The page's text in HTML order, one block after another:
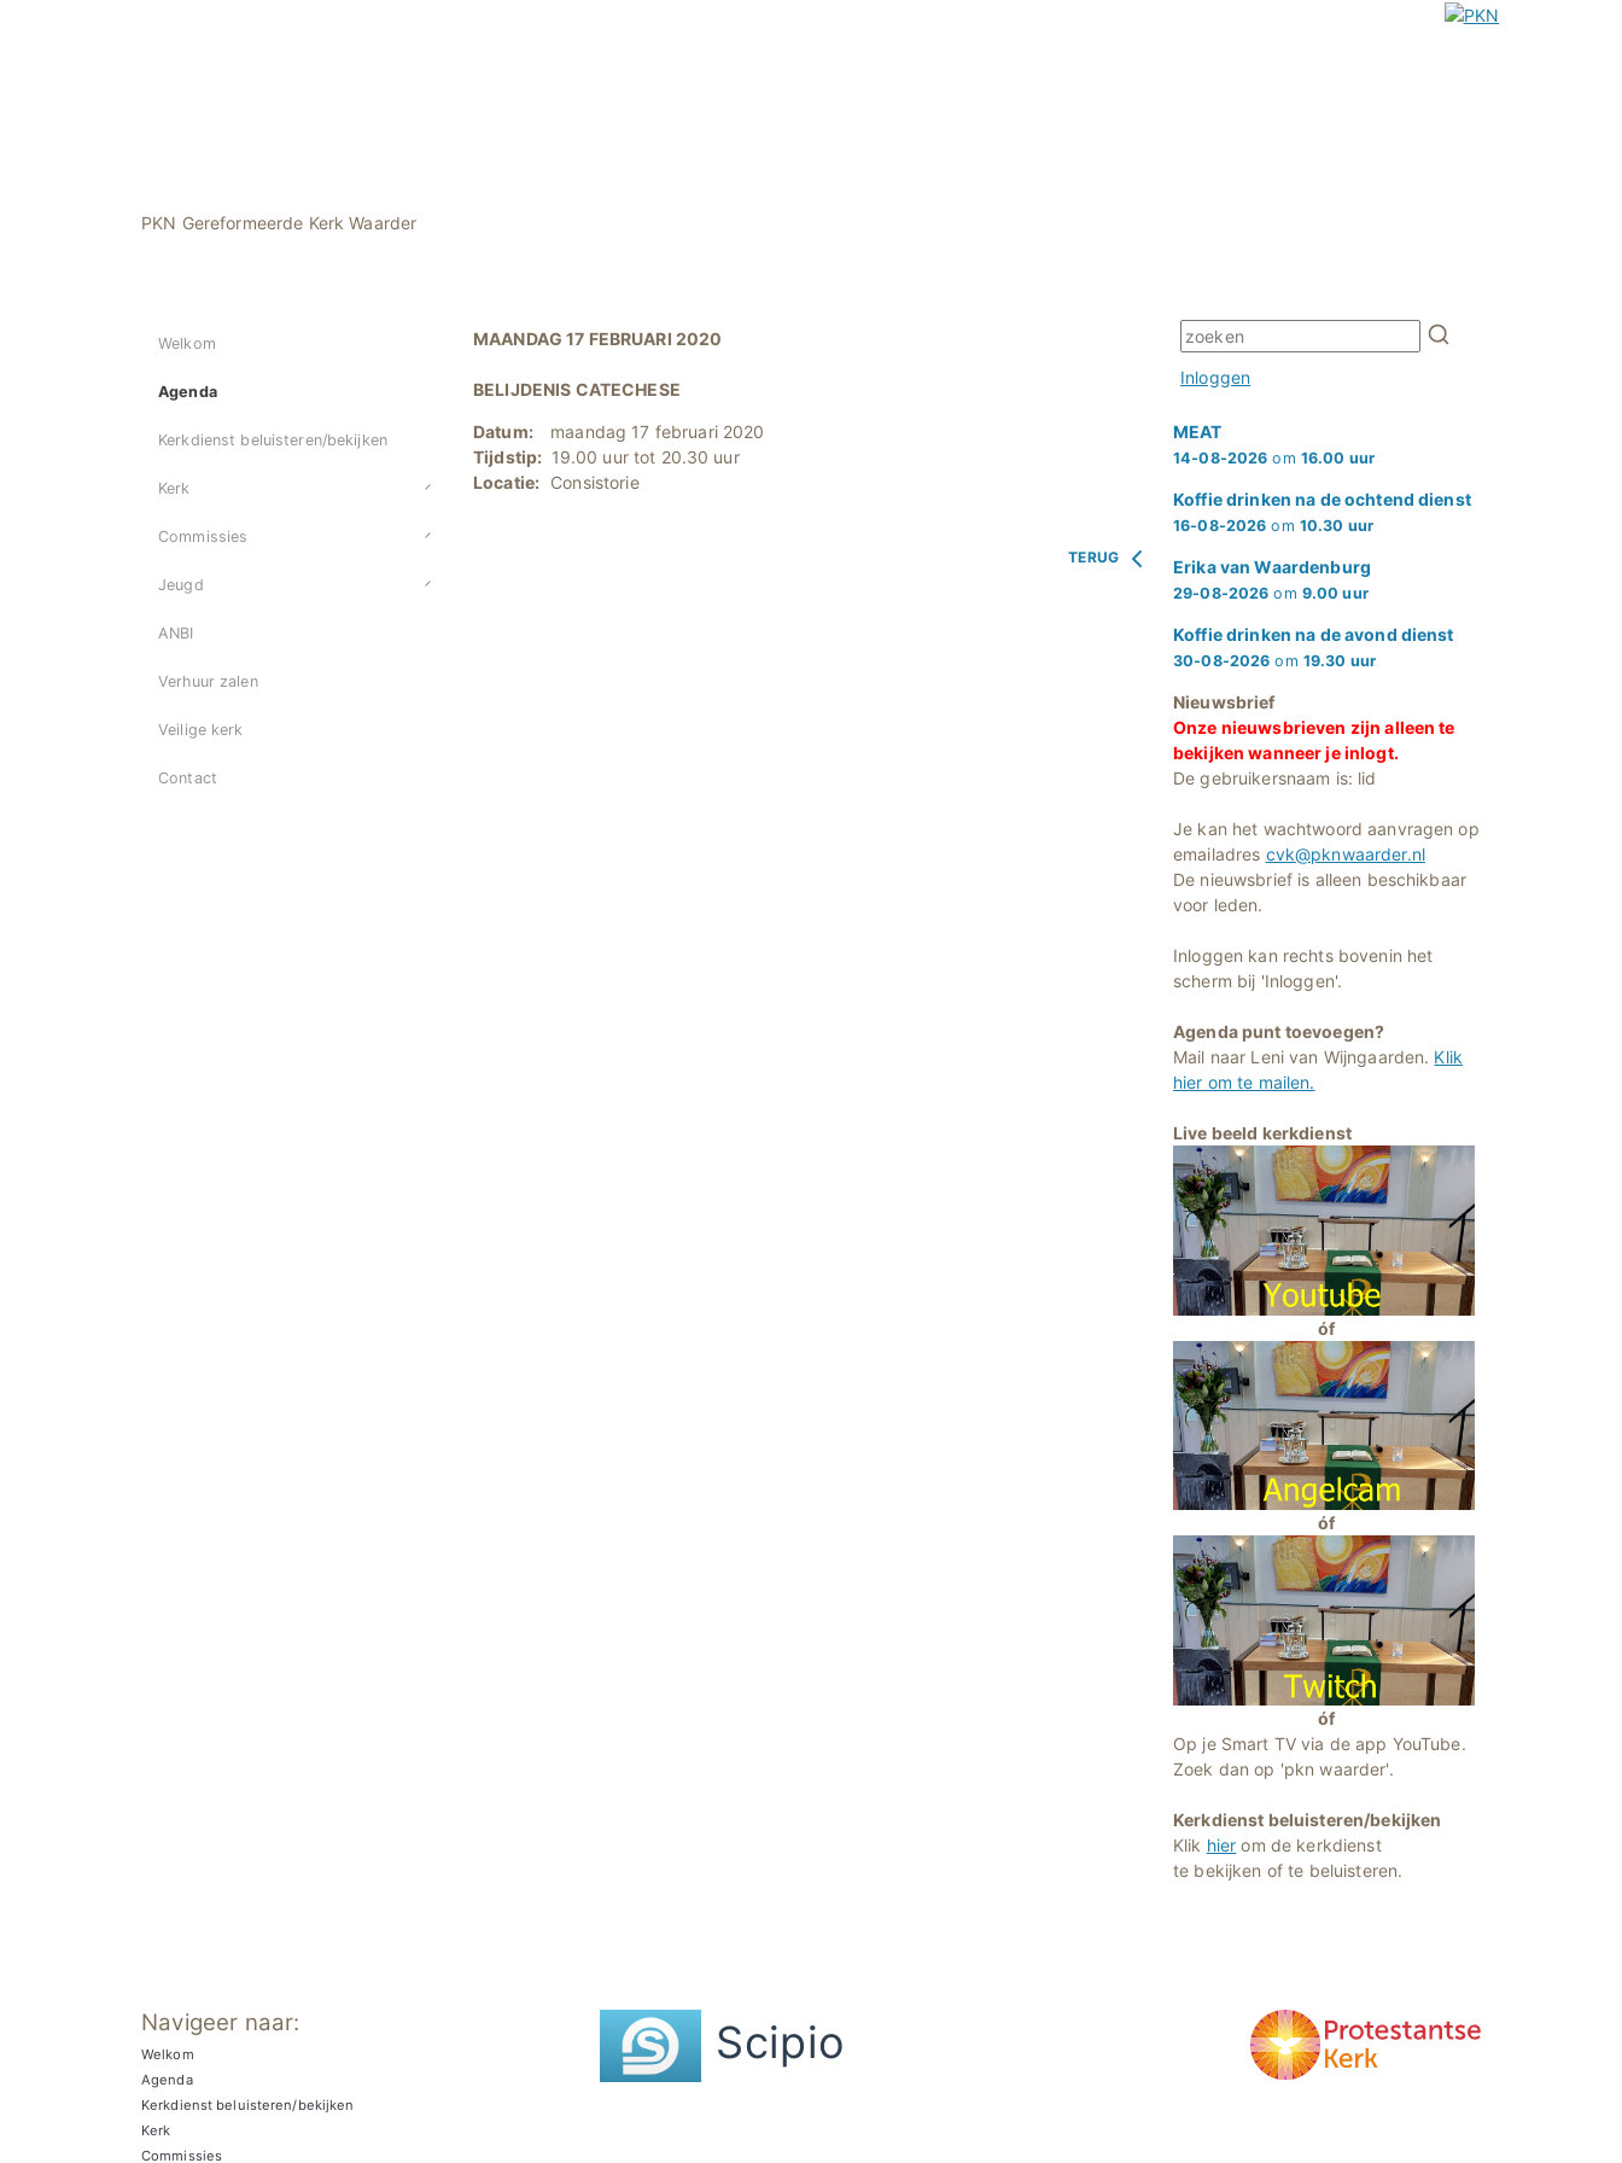
PKN Gereformeerde Kerk Waarder
Welkom
Agenda
Kerkdienst beluisteren/bekijken
Kerk
Commissies
Jeugd
ANBI
Verhuur zalen
Veilige kerk
Contact
MAANDAG 17 FEBRUARI 2020
BELIJDENIS CATECHESE
Datum:
maandag 17 februari 2020
Tijdstip: 19.00 uur tot 20.30 uur
Locatie: Consistorie
TERUG
Inloggen
MEAT
14-08-2026 om 16.00 uur
Koffie drinken na de ochtend dienst
16-08-2026 om 10.30 uur
Erika van Waardenburg
29-08-2026 om 9.00 uur
Koffie drinken na de avond dienst
30-08-2026 om 19.30 uur
Nieuwsbrief
Onze nieuwsbrieven zijn alleen te
bekijken wanneer je inlogt.
De gebruikersnaam is: lid
Je kan het wachtwoord aanvragen op
emailadres cvk@pknwaarder.nl
De nieuwsbrief is alleen beschikbaar
voor leden.
Inloggen kan rechts bovenin het
scherm bij 'Inloggen'.
Agenda punt toevoegen?
Mail naar Leni van Wijngaarden. Klik
hier om te mailen.
Live beeld kerkdienst
óf
óf
óf
Op je Smart TV via de app YouTube.
Zoek dan op 'pkn waarder'.
Kerkdienst beluisteren/bekijken
Klik hier om de kerkdienst
te bekijken of te beluisteren.
Navigeer naar:
Welkom
Agenda
Kerkdienst beluisteren/bekijken
Kerk
Commissies
Scipio